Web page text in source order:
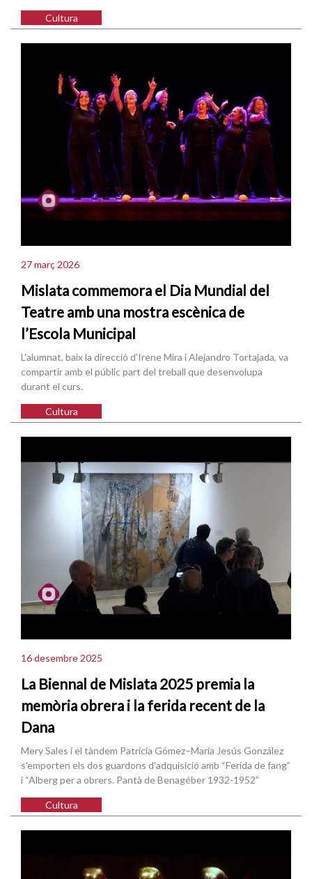
Cultura
27 març 2026
Mislata commemora el Dia Mundial del
Teatre amb una mostra escènica de
l’Escola Municipal
L’alumnat, baix la direcció d’Irene Mira i Alejandro Tortajada, va
compartir amb el públic part del treball que desenvolupa
durant el curs.
Cultura
16 desembre 2025
La Biennal de Mislata 2025 premia la
memòria obrera i la ferida recent de la
Dana
Mery Sales i el tàndem Patricia Gómez–María Jesús González
s'emporten els dos guardons d'adquisició amb “Ferida de fang”
i “Alberg per a obrers. Pantà de Benagéber 1932-1952”
Cultura